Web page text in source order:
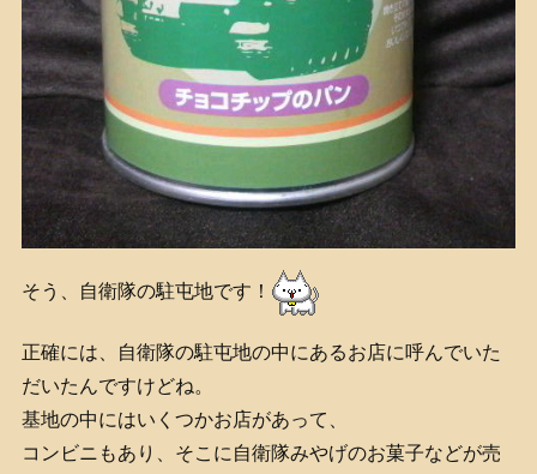
そう、自衛隊の駐屯地です！
正確には、自衛隊の駐屯地の中にあるお店に呼んでいた
だいたんですけどね。
基地の中にはいくつかお店があって、
コンビニもあり、そこに自衛隊みやげのお菓子などが売